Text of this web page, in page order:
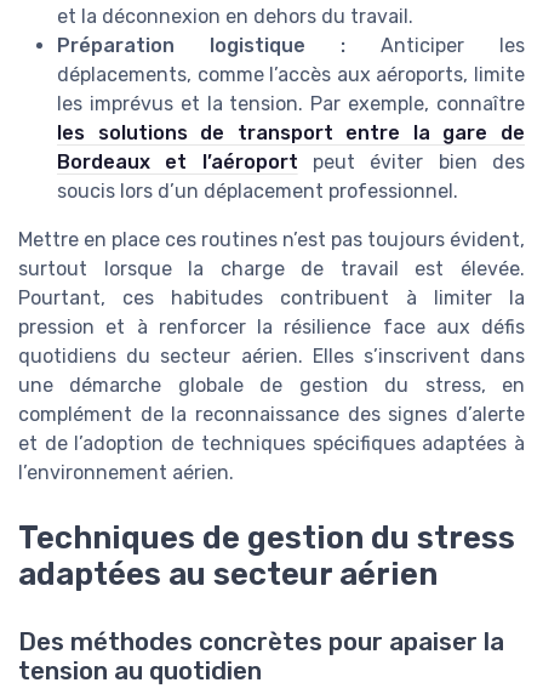
et la déconnexion en dehors du travail.
Préparation logistique : Anticiper les
déplacements, comme l’accès aux aéroports, limite
les imprévus et la tension. Par exemple, connaître
les solutions de transport entre la gare de
Bordeaux et l’aéroport peut éviter bien des
soucis lors d’un déplacement professionnel.
Mettre en place ces routines n’est pas toujours évident,
surtout lorsque la charge de travail est élevée.
Pourtant, ces habitudes contribuent à limiter la
pression et à renforcer la résilience face aux défis
quotidiens du secteur aérien. Elles s’inscrivent dans
une démarche globale de gestion du stress, en
complément de la reconnaissance des signes d’alerte
et de l’adoption de techniques spécifiques adaptées à
l’environnement aérien.
Techniques de gestion du stress
adaptées au secteur aérien
Des méthodes concrètes pour apaiser la
tension au quotidien